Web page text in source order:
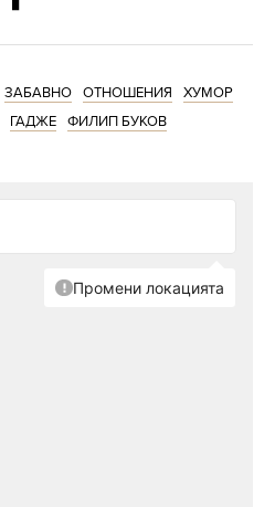
ЗАБАВНО ОТНОШЕНИЯ
ХУМОР
ГАДЖЕ ФИЛИП БУКОВ